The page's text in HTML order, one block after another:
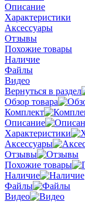
Описание
Характеристики
Аксессуары
Отзывы
Похожие товары
Наличие
Файлы
Видео
Вернуться в раздел
Обзор товара
Комплект
Описание
Характеристики
Аксессуары
Отзывы
Похожие товары
Наличие
Файлы
Видео